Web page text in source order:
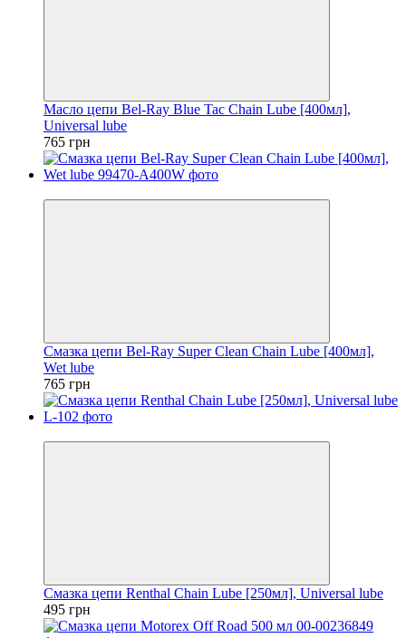
Масло цепи Bel-Ray Blue Tac Chain Lube [400мл],
Universal lube
765 грн
Смазка цепи Bel-Ray Super Clean Chain Lube [400мл],
Wet lube
765 грн
Смазка цепи Renthal Chain Lube [250мл], Universal lube
495 грн